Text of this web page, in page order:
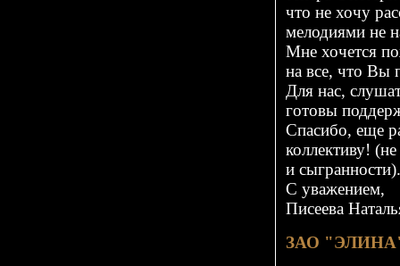
что не хочу
мелодиями не
Мне хочется
на все, что Вы
Для нас,
готовы
Спасибо, еще
коллективу!
и сыгранности).
С уважением,
Писеева
ЗАО